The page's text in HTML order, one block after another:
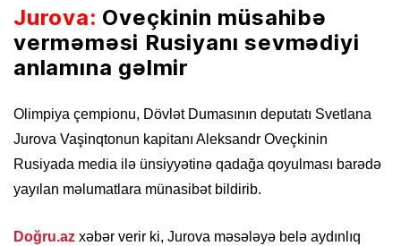
Jurova: Oveçkinin müsahibə
verməməsi Rusiyanı sevmədiyi
anlamına gəlmir
Olimpiya çempionu, Dövlət Dumasının deputatı Svetlana
Jurova Vaşinqtonun kapitanı Aleksandr Oveçkinin
Rusiyada media ilə ünsiyyətinə qadağa qoyulması barədə
yayılan məlumatlara münasibət bildirib.
Doğru.az xəbər verir ki, Jurova məsələyə belə aydınlıq